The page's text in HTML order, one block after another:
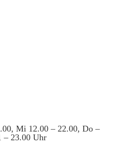
Mi 12.00 – 22.00, Do –
– 23.00 Uhr